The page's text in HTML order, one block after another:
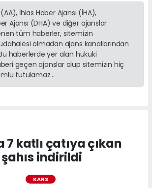
İhlas Haber Ajansı (İHA),
Ajansı (DHA) ve diğer ajanslar
tüm haberler, sitemizin
olmadan ajans kanallarından
haberlerde yer alan hukuki
geçen ajanslar olup sitemizin hiç
tutulamaz...
7 katlı çatıya çıkan
şahıs indirildi
KARS